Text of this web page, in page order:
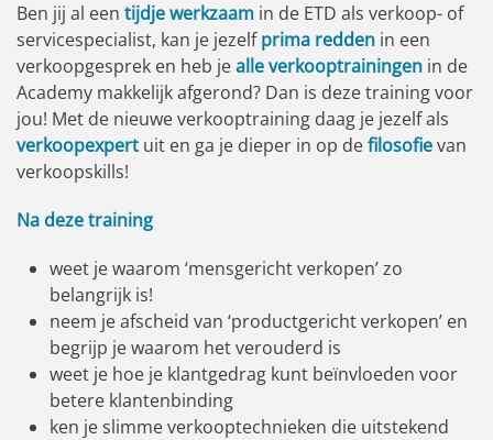
Ben jij al een tijdje werkzaam in de ETD als verkoop- of
servicespecialist, kan je jezelfprima redden in een
verkoopgesprek en heb jealle verkooptrainingen in de
Academy makkelijk afgerond? Dan is deze training voor
jou! Met de nieuwe verkooptraining daag je jezelf als
verkoopexpert uit en ga je dieper in op defilosofievan
verkoopskills!
Na deze training
weet je waarom ‘mensgericht verkopen’ zo
belangrijk is!
neem je afscheid van ‘productgericht verkopen’ en
begrijp je waarom het verouderd is
weet je hoe je klantgedrag kunt beïnvloeden voor
betere klantenbinding
ken je slimme verkooptechnieken die uitstekend